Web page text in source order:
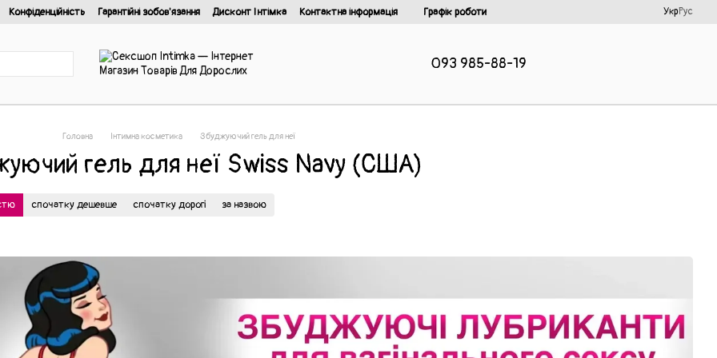
Конфіденційність Гарантійні зобов'язання Дисконт Інтімка Контактна інформація
Графік роботи
УкрРус
093 985-88-19
Головна Інтимна косметика Збуджуючий гель для неї
гель для неї Swiss Navy (США)
спочатку дешевше спочатку дорогі
за назвою